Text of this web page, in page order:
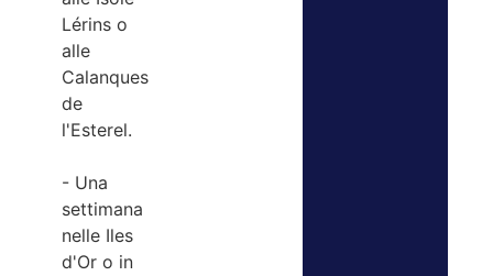
Lérins o
alle
Calanques
de
l'Esterel.
- Una
settimana
nelle Iles
d'Or o in